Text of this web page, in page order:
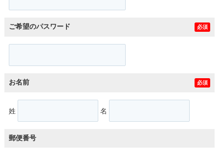
ご希望のパスワード 必須
お名前 必須
姓 名
郵便番号